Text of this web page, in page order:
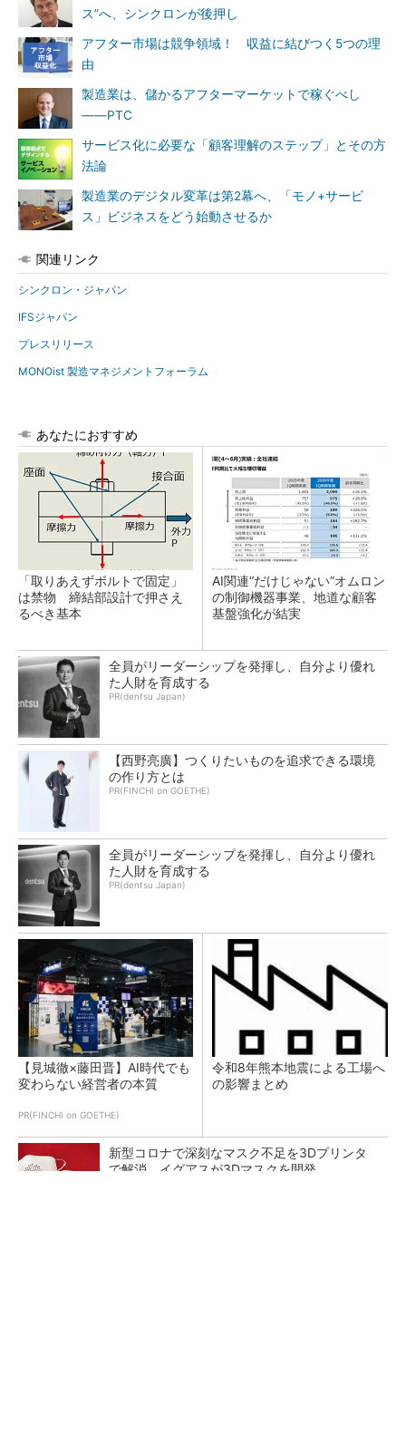
ス”へ、シンクロンが後押し
アフター市場は競争領域！ 収益に結びつく5つの理
由
製造業は、儲かるアフターマーケットで稼ぐべし
――PTC
サービス化に必要な「顧客理解のステップ」とその方
法論
製造業のデジタル変革は第2幕へ、「モノ+サービ
ス」ビジネスをどう始動させるか
関連リンク
シンクロン・ジャパン
IFSジャパン
プレスリリース
MONOist 製造マネジメントフォーラム
あなたにおすすめ
「取りあえずボルトで固定」
は禁物 締結部設計で押さえ
るべき基本
AI関連“だけじゃない”オムロン
の制御機器事業、地道な顧客
基盤強化が結実
全員がリーダーシップを発揮し、自分より優れ
た人財を育成する
PR(dentsu Japan)
【西野亮廣】つくりたいものを追求できる環境
の作り方とは
PR(FINCHI on GOETHE)
全員がリーダーシップを発揮し、自分より優れ
た人財を育成する
PR(dentsu Japan)
【見城徹×藤田晋】AI時代でも
変わらない経営者の本質
PR(FINCHI on GOETHE)
令和8年熊本地震による工場へ
の影響まとめ
新型コロナで深刻なマスク不足を3Dプリンタ
で解消、イグアスが3Dマスクを開発